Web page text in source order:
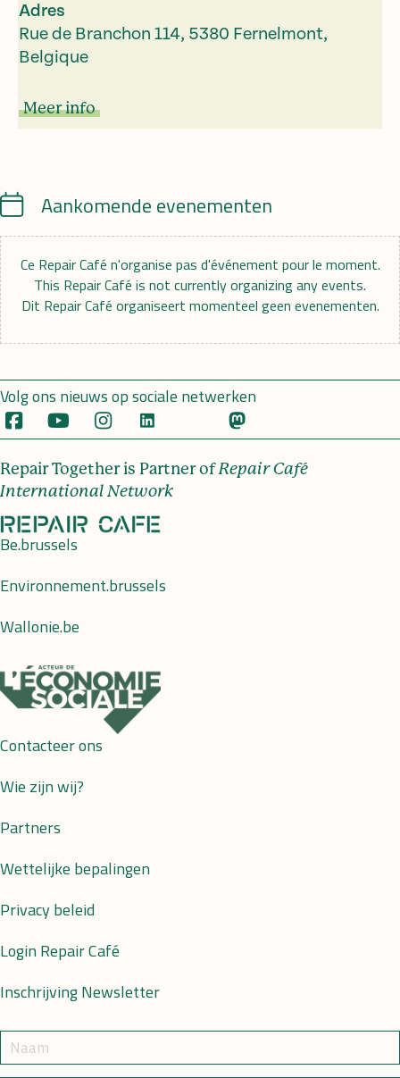
Adres
Rue de Branchon 114, 5380 Fernelmont,
Belgique
Meer info
CalendarAankomende evenementen
Ce Repair Café n'organise pas d'événement pour le moment.
This Repair Café is not currently organizing any events.
Dit Repair Café organiseert momenteel geen evenementen.
Volg ons nieuws op sociale netwerken
Repair Together is Partner ofRepair Café
International Network
Be.brussels
Environnement.brussels
Wallonie.be
Contacteer ons
Wie zijn wij?
Partners
Wettelijke bepalingen
Privacy beleid
Login Repair Café
Inschrijving Newsletter